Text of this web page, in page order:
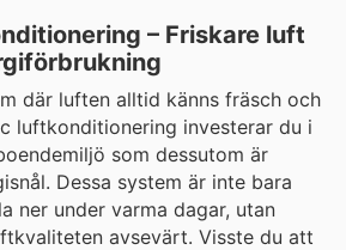
– Friskare luft
där luften alltid känns fräsch och
luftkonditionering investerar du i
som dessutom är
Dessa system är inte bara
ner under varma dagar, utan
avsevärt. Visste du att